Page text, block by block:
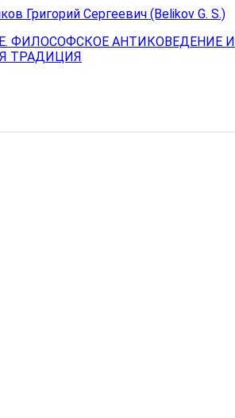
Григорий Сергеевич (Belikov G. S.)
ФИЛОСОФСКОЕ АНТИКОВЕДЕНИЕ И
ТРАДИЦИЯ